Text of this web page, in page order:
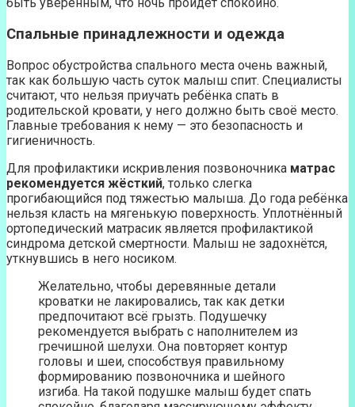
быть уверенным, что ночь пройдёт спокойно.
Спальные принадлежности и одежда
Вопрос обустройства спального места очень важный,
так как большую часть суток малыш спит. Специалисты
считают, что нельзя приучать ребёнка спать в
родительской кровати, у него должно быть своё место.
Главные требования к нему — это безопасность и
гигиеничность.
Для профилактики искривления позвоночника матрас
рекомендуется жёсткий, только слегка
прогибающийся под тяжестью малыша. До года ребёнка
нельзя класть на мягенькую поверхность. Уплотнённый
ортопедический матрасик является профилактикой
синдрома детской смертности. Малыш не задохнётся,
уткнувшись в него носиком.
Желательно, чтобы деревянные детали
кроватки не лакировались, так как детки
предпочитают всё грызть. Подушечку
рекомендуется выбрать с наполнителем из
гречишной шелухи. Она повторяет контур
головы и шеи, способствуя правильному
формированию позвоночника и шейного
изгиба. На такой подушке малыш будет спать